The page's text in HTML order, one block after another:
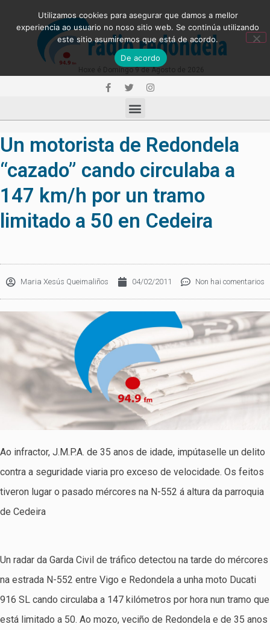
Un motorista de Redondela
“cazado” cando circulaba a
147 km/h por un tramo
limitado a 50 en Cedeira
Maria Xesús Queimaliños 04/02/2011 Non hai comentarios
Ao infractor, J.M.P.A. de 35 anos de idade, impútaselle un delito
contra a seguridade viaria pro exceso de velocidade. Os feitos
tiveron lugar o pasado mércores na N-552 á altura da parroquia
de Cedeira
Un radar da Garda Civil de tráfico detectou na tarde do mércores
na estrada N-552 entre Vigo e Redondela a unha moto Ducati
916 SL cando circulaba a 147 kilómetros por hora nun tramo que
está limitado a 50. Ao mozo, veciño de Redondela e de 35 anos
Utilizamos cookies para asegurar que damos a mellor
experiencia ao usuario no noso sitio web. Se continúa utilizando
este sitio asumiremos que está de acordo.
De acordo